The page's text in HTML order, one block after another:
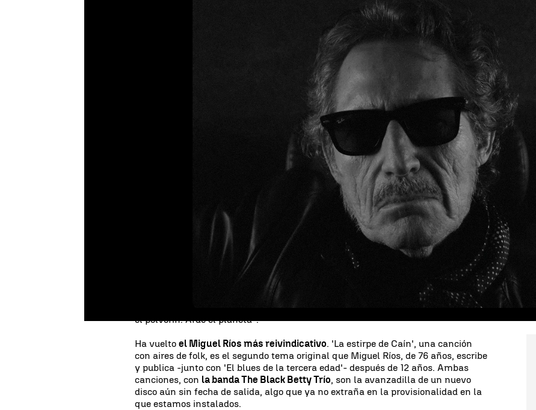
17 de noviembre de 2020, 15:16
WhatsappFacebook
X Linkedin
puede ser mucho más certera que una batería de datos:
número de contagiados, de parados, de millones de pérdidas. En esta maraña
tan cercana estos días, a veces también una
canciónpuede servir deradiografía
de un momento o del estado de ánimo
de una parte de la sociedad.
`'La primavera se estrelló en un hospital' canta ahora
Miguel Ríos con su voz
. “En la sociedad del riesgo triunfa la desigualdad -continúa-, los héroes
cotidianos quieren respirar”. Y acaba rematando con uno de los estribillos ya de
: “Y la estirpe de Caín, siembra la cizaña entre el maíz. Enciende
el polvorín. Arde el planeta”.
Ha vueltoel Miguel Ríos más reivindicativo. 'La estirpe de Caín', una canción
con aires de folk, es el segundo tema original que Miguel Ríos, de 76 años, escribe
y publica -junto con 'El blues de la tercera edad'- después de 12 años. Ambas
canciones, con la banda The Black Betty Trío, son la avanzadilla de un nuevo
disco aún sin fecha de salida, algo que ya no extraña en la provisionalidad en la
que estamos instalados.